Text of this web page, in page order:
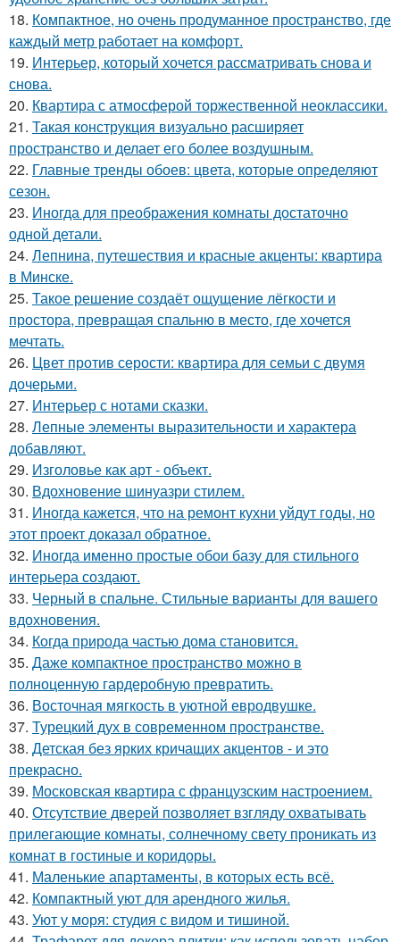
18. Компактное, но очень продуманное пространство, где
каждый метр работает на комфорт.
19. Интерьер, который хочется рассматривать снова и
снова.
20. Квартира с атмосферой торжественной неоклассики.
21. Такая конструкция визуально расширяет
пространство и делает его более воздушным.
22. Главные тренды обоев: цвета, которые определяют
сезон.
23. Иногда для преображения комнаты достаточно
одной детали.
24. Лепнина, путешествия и красные акценты: квартира
в Минске.
25. Такое решение создаёт ощущение лёгкости и
простора, превращая спальню в место, где хочется
мечтать.
26. Цвет против серости: квартира для семьи с двумя
дочерьми.
27. Интерьер с нотами сказки.
28. Лепные элементы выразительности и характера
добавляют.
29. Изголовье как арт - объект.
30. Вдохновение шинуазри стилем.
31. Иногда кажется, что на ремонт кухни уйдут годы, но
этот проект доказал обратное.
32. Иногда именно простые обои базу для стильного
интерьера создают.
33. Черный в спальне. Стильные варианты для вашего
вдохновения.
34. Когда природа частью дома становится.
35. Даже компактное пространство можно в
полноценную гардеробную превратить.
36. Восточная мягкость в уютной евродвушке.
37. Турецкий дух в современном пространстве.
38. Детская без ярких кричащих акцентов - и это
прекрасно.
39. Московская квартира с французским настроением.
40. Отсутствие дверей позволяет взгляду охватывать
прилегающие комнаты, солнечному свету проникать из
комнат в гостиные и коридоры.
41. Маленькие апартаменты, в которых есть всё.
42. Компактный уют для арендного жилья.
43. Уют у моря: студия с видом и тишиной.